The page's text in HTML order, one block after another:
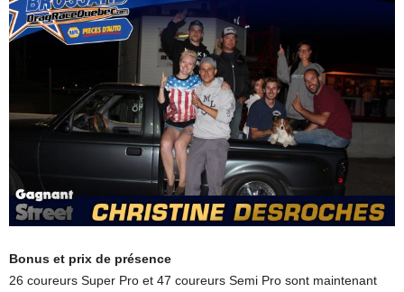
Bonus et prix de présence
26 coureurs Super Pro et 47 coureurs Semi Pro sont maintenant